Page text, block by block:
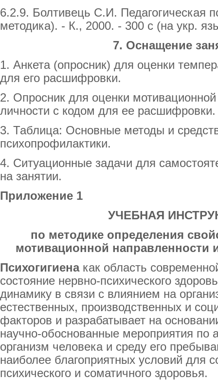
6.2.9. Болтивець С.И. Педагогическая
методика). - К., 2000. - 300 с (на укр.
7. Оснащение
1. Анкета (опросник) для оценки
для его расшифровки.
2. Опросник для оценки
личности с кодом для ее расшифровки.
3. Таблица: Основные методы и
психопрофилактики.
4. Ситуационные задачи для
на занятии.
Приложение 1
УЧЕБНАЯ
по методике определения
мотивационной направленности
Психогигиенакак область
состояние нервно-психического
динамику в связи с влиянием на
естественных, производственных и
факторов и разрабатывает на
научно-обоснованные мероприятия по
организм человека и среду его
наиболее благоприятных условий для
психического и соматичного здоровья.